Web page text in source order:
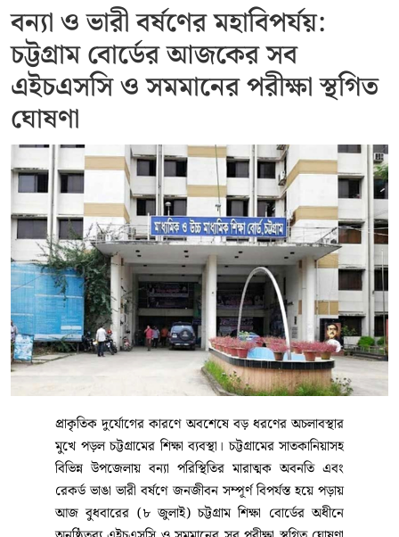
বন্যা ও ভারী বর্ষণের মহাবিপর্যয়:
চট্টগ্রাম বোর্ডের আজকের সব
এইচএসসি ও সমমানের পরীক্ষা স্থগিত
ঘোষণা
প্রাকৃতিক দুর্যোগের কারণে অবশেষে বড় ধরণের অচলাবস্থার
মুখে পড়ল চট্টগ্রামের শিক্ষা ব্যবস্থা। চট্টগ্রামের সাতকানিয়াসহ
বিভিন্ন উপজেলায় বন্যা পরিস্থিতির মারাত্মক অবনতি এবং
রেকর্ড ভাঙা ভারী বর্ষণে জনজীবন সম্পূর্ণ বিপর্যস্ত হয়ে পড়ায়
আজ বুধবারের (৮ জুলাই) চট্টগ্রাম শিক্ষা বোর্ডের অধীনে